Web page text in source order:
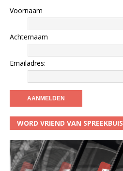
Voornaam
Achternaam
Emailadres:
WORD VRIEND VAN SPREEKBUIS